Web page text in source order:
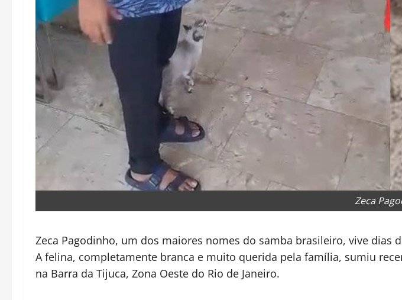
Zeca
Zeca Pagodinho, um dos maiores nomes do samba brasileiro, vive dias
A felina, completamente branca e muito querida pela família, sumiu
na Barra da Tijuca, Zona Oeste do Rio de Janeiro.